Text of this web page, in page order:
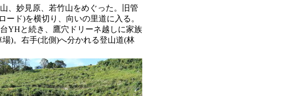
、妙見原、若竹山をめぐった。旧管
ド)を横切り、向いの里道に入る。
YHと続き、鷹穴ドリーネ越しに家族
)。右手(北側)へ分かれる登山道(林